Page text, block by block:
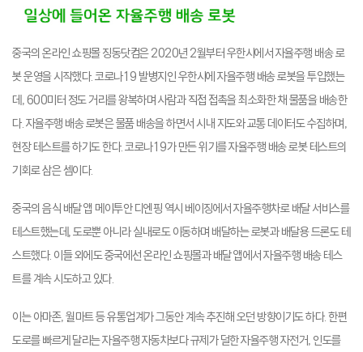
중국의 온라인 쇼핑몰 징동닷컴은 2020년 2월부터 우한시에서 자율주행 배송 로
봇 운영을 시작했다. 코로나19 발병지인 우한시에 자율주행 배송 로봇을 투입했는
데, 600미터 정도 거리를 왕복하며 사람과 직접 접촉을 최소화한 채 물품을 배송한
다. 자율주행 배송 로봇은 물품 배송을 하면서 시내 지도와 교통 데이터도 수집하며,
현장 테스트를 하기도 한다. 코로나19가 만든 위기를 자율주행 배송 로봇 테스트의
기회로 삼은 셈이다.
중국의 음식 배달 앱 메이투안 디엔핑 역시 베이징에서 자율주행차로 배달 서비스를
테스트했는데, 도로뿐 아니라 실내로도 이동하며 배달하는 로봇과 배달용 드론도 테
스트했다. 이들 외에도 중국에선 온라인 쇼핑몰과 배달 앱에서 자율주행 배송 테스
트를 계속 시도하고 있다.
이는 아마존, 월마트 등 유통업계가 그동안 계속 추진해 오던 방향이기도 하다. 한편
도로를 빠르게 달리는 자율주행 자동차보다 규제가 덜한 자율주행 자전거, 인도를